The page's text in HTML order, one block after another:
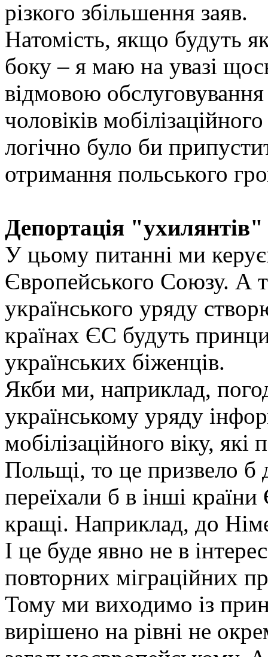
різкого збільшення заяв.
Натомість, якщо будуть
боку – я маю на увазі
відмовою
чоловіків
логічно було би
отримання польського
Депортація "ухилянтів"
У цьому питанні ми
Європейського Союзу. А
українського уряду
країнах ЄС будуть
українських біженців.
Якби ми, наприклад,
українському уряду
мобілізаційного віку, які
Польщі, то це призвело
переїхали б в інші
кращі. Наприклад, до
І це буде явно не в
повторних міграційних
Тому ми виходимо із
вирішено на рівні не